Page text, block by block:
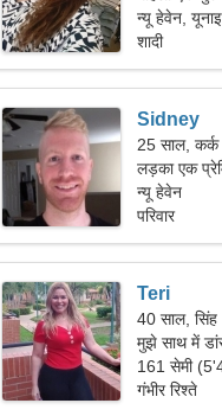
न्यू हेवेन,
शादी
Sidney
25 साल, कर्क
लड़का एक
न्यू हेवेन
परिवार
Teri
40 साल, सिंह
मुझे साथ में
है।
161 सेमी
गंभीर रिश्ते